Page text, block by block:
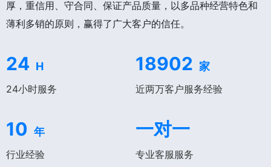
厚，重信用、守合同、保证产品质量，以多品种经营特色和
薄利多销的原则，赢得了广大客户的信任。
24 H
24小时服务
18902 家
近两万客户服务经验
10 年
行业经验
一对一
专业客服服务